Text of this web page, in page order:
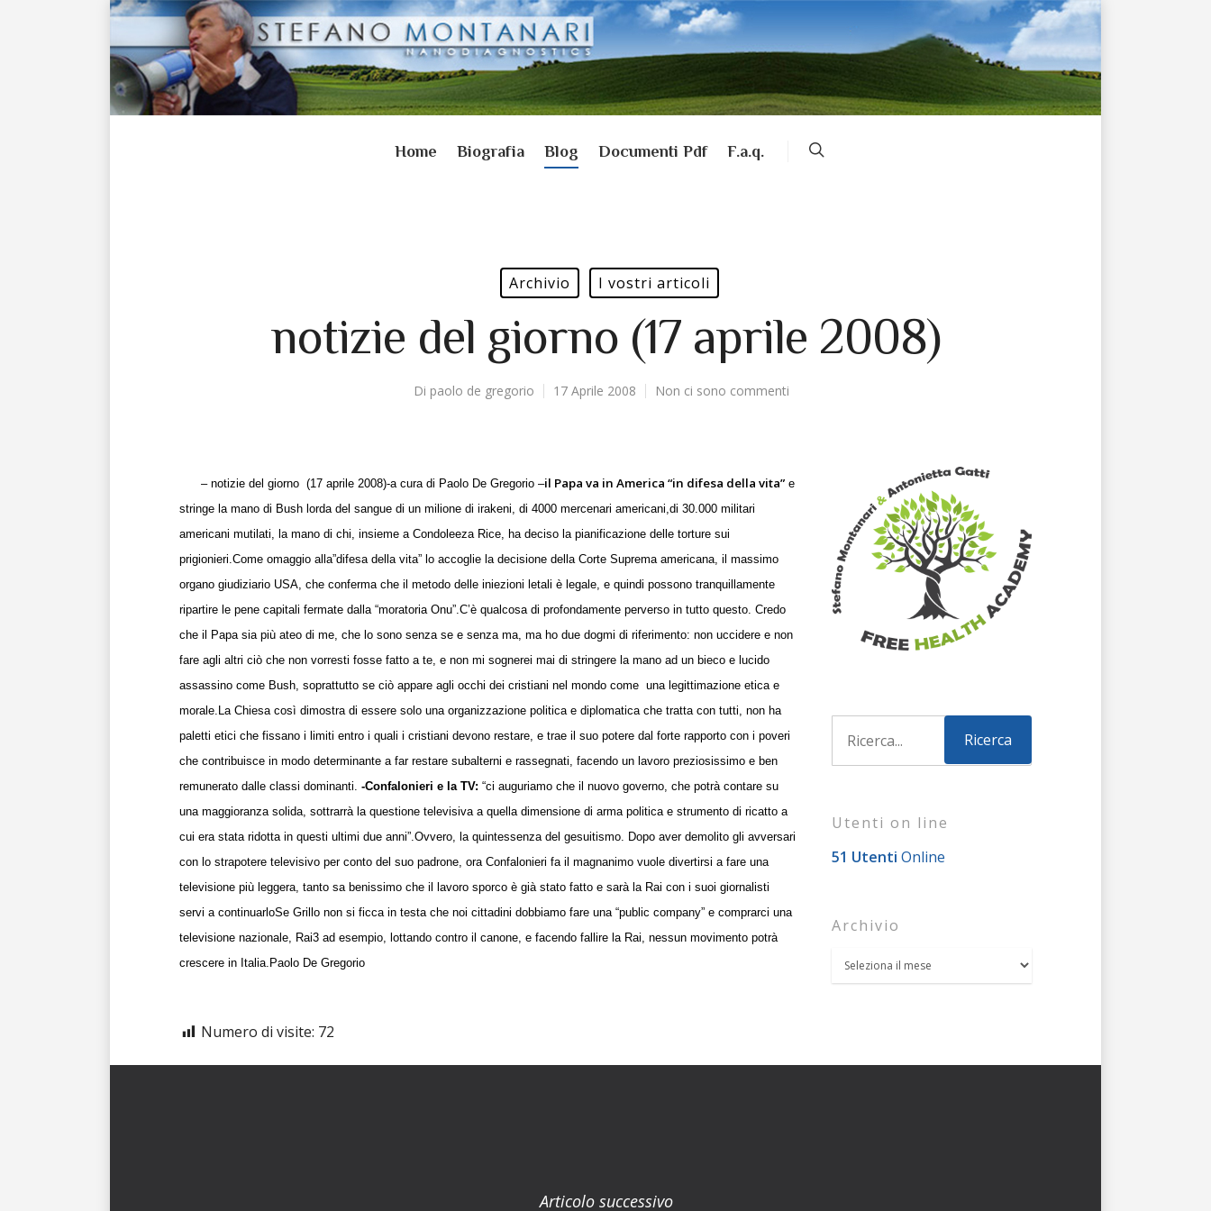
Home Biografia Blog Documenti Pdf F.a.q.
Archivio I vostri articoli
notizie del giorno (17 aprile 2008)
Di paolo de gregorio 17 Aprile 2008 Non ci sono commenti
– notizie del giorno (17 aprile 2008)-a cura di Paolo De Gregorio –il Papa va in America “in difesa della vita” e
stringe la mano di Bush lorda del sangue di un milione di irakeni, di 4000 mercenari americani,di 30.000 militari
americani mutilati, la mano di chi, insieme a Condoleeza Rice, ha deciso la pianificazione delle torture sui
prigionieri.Come omaggio alla”difesa della vita” lo accoglie la decisione della Corte Suprema americana, il massimo
organo giudiziario USA, che conferma che il metodo delle iniezioni letali è legale, e quindi possono tranquillamente
ripartire le pene capitali fermate dalla “moratoria Onu”.C’è qualcosa di profondamente perverso in tutto questo. Credo
che il Papa sia più ateo di me, che lo sono senza se e senza ma, ma ho due dogmi di riferimento: non uccidere e non
fare agli altri ciò che non vorresti fosse fatto a te, e non mi sognerei mai di stringere la mano ad un bieco e lucido
assassino come Bush, soprattutto se ciò appare agli occhi dei cristiani nel mondo come una legittimazione etica e
morale. La Chiesacosì dimostra di essere solo una organizzazione politica e diplomatica che tratta con tutti, non ha
paletti etici che fissano i limiti entro i quali i cristiani devono restare, e trae il suo potere dal forte rapporto con i poveri
che contribuisce in modo determinante a far restare subalterni e rassegnati, facendo un lavoro preziosissimo e ben
remunerato dalle classi dominanti. -Confalonieri e la TV: “ci auguriamo che il nuovo governo, che potrà contare su
una maggioranza solida, sottrarrà la questione televisiva a quella dimensione di arma politica e strumento di ricatto a
cui era stata ridotta in questi ultimi due anni”.Ovvero, la quintessenza del gesuitismo. Dopo aver demolito gli avversari
con lo strapotere televisivo per conto del suo padrone, ora Confalonieri fa il magnanimo vuole divertirsi a fare una
televisione più leggera, tanto sa benissimo che il lavoro sporco è già stato fatto e sarà la Rai con i suoi giornalisti
servi a continuarloSe Grillo non si ficca in testa che noi cittadini dobbiamo fare una “public company” e comprarci una
televisione nazionale, Rai3 ad esempio, lottando contro il canone, e facendo fallire la Rai, nessun movimento potrà
crescere in Italia. Paolo De Gregorio
Numero di visite: 72
Utenti on line
51 Utenti Online
Archivio
Articolo successivo